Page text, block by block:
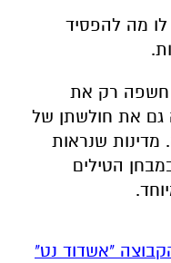
מה להפסיד
.
חשפה רק את
את חולשתן של
מדינות שנראות
הטילים
.
"אשדוד נט"